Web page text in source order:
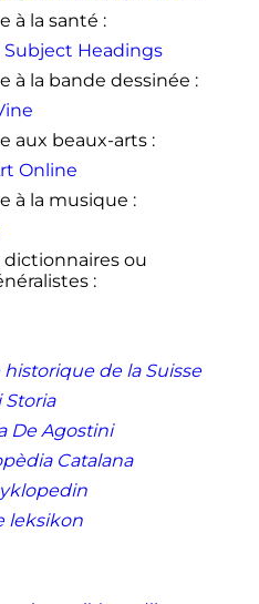
à la santé :
Subject Headings
à la bande dessinée :
aux beaux-arts:
Online
à la musique :
dictionnaires ou
:
de la Suisse
Storia
De Agostini
Catalana
leksikon